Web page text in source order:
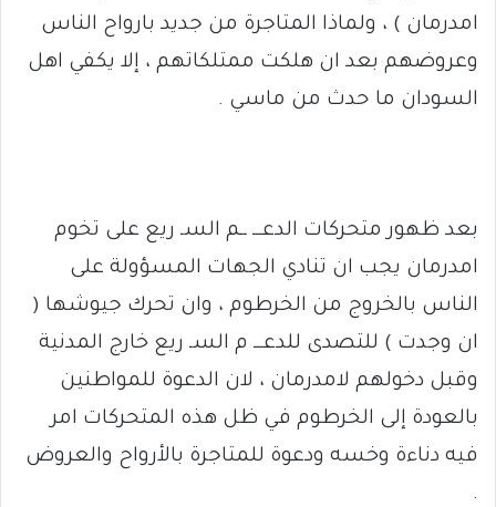
امدرمان ) ، ولماذا المتاجرة من جديد بارواح الناس
وعروضهم بعد ان هلكت ممتلكاتهم ، إلا يكفي اهل
السودان ما حدث من ماسي .
بعد ظهور متحركات الدعـــ ــم السـ ريع على تخوم
امدرمان يجب ان تنادي الجهات المسؤولة على
الناس بالخروج من الخرطوم ، وان تحرك جيوشها (
ان وجدت ) للتصدى للدعـــ م السـ ريع خارج المدنية
وقبل دخولهم لامدرمان ، لان الدعوة للمواطنين
بالعودة إلى الخرطوم في ظل هذه المتحركات امر
فيه دناءة وخسه ودعوة للمتاجرة بالأرواح والعروض
.